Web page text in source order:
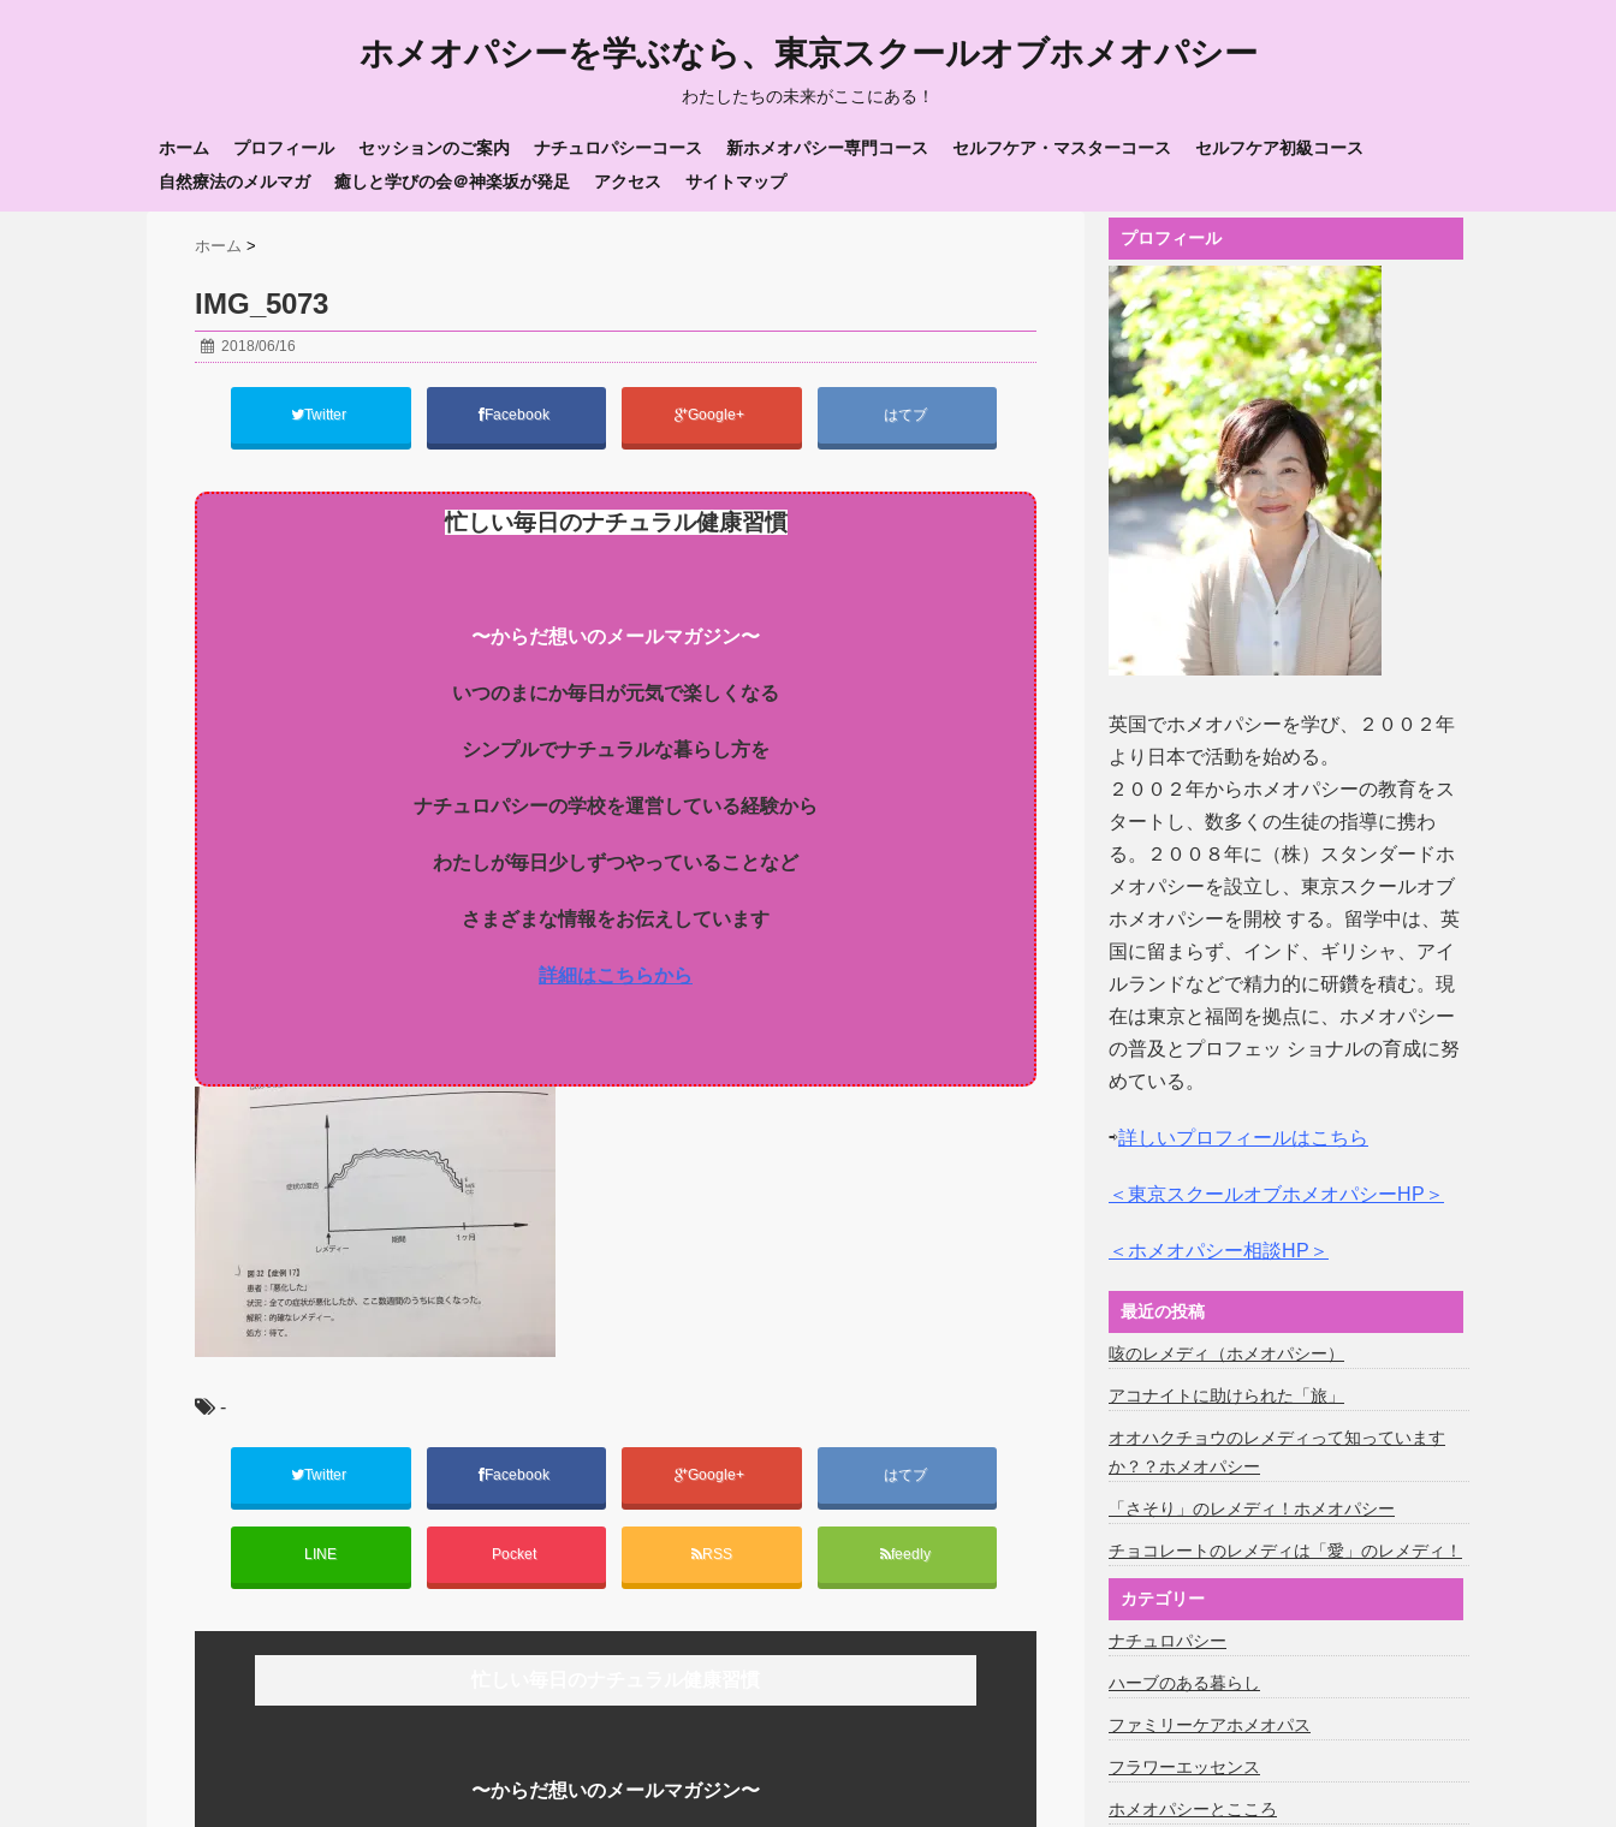
ホメオパシーを学ぶなら、東京スクールオブホメオパシー
わたしたちの未来がここにある！
ホーム プロフィール セッションのご案内 ナチュロパシーコース 新ホメオパシー専門コース セルフケア・マスターコース
セルフケア初級コース
自然療法のメルマガ
癒しと学びの会＠神楽坂が発足 アクセス サイトマップ
ホーム >
IMG_5073
2018/06/16
Twitter Facebook Google+ はてブ
忙しい毎日のナチュラル健康習慣
〜からだ想いのメールマガジン〜
いつのまにか毎日が元気で楽しくなる
シンプルでナチュラルな暮らし方を
ナチュロパシーの学校を運営している経験から
わたしが毎日少しずつやっていることなど
さまざまな情報をお伝えしています
詳細はこちらから
-
Twitter Facebook Google+ はてブ
LINE Pocket RSS feedly
〜からだ想いのメールマガジン〜
プロフィール
英国でホメオパシーを学び、２００２年
より日本で活動を始める。
２００２年からホメオパシーの教育をス
タートし、数多くの生徒の指導に携わ
る。２００８年に（株）スタンダードホ
メオパシーを設立し、東京スクールオブ
ホメオパシーを開校 する。留学中は、英
国に留まらず、インド、ギリシャ、アイ
ルランドなどで精力的に研鑽を積む。現
在は東京と福岡を拠点に、ホメオパシー
の普及とプロフェッ ショナルの育成に努
めている。
⇨詳しいプロフィールはこちら
＜東京スクールオブホメオパシーHP＞
＜ホメオパシー相談HP＞
最近の投稿
咳のレメディ（ホメオパシー）
アコナイトに助けられた「旅」
オオハクチョウのレメディって知っています
か？？ホメオパシー
「さそり」のレメディ！ホメオパシー
チョコレートのレメディは「愛」のレメディ！
カテゴリー
ナチュロパシー
ハーブのある暮らし
ファミリーケアホメオパス
フラワーエッセンス
ホメオパシーとこころ